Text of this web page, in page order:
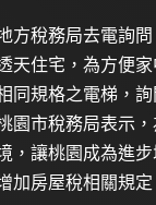
方稅務局去電詢
天住宅，為方便家
同規格之電梯，
園市稅務局表示
，讓桃園成為進
加房屋稅相關規定